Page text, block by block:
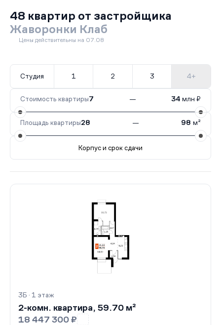
48 квартир от застройщика
Жаворонки Клаб
Цены действительны на 07.08
Студия 1 2 3 4+
Стоимость квартиры7 — 34 млн ₽
Площадь квартиры28 — 98 м²
Корпус и срок сдачи
3Б19 кв.Сдан
3Б · 1 этаж
2-комн. квартира, 59.70 м²
18 447 300 ₽